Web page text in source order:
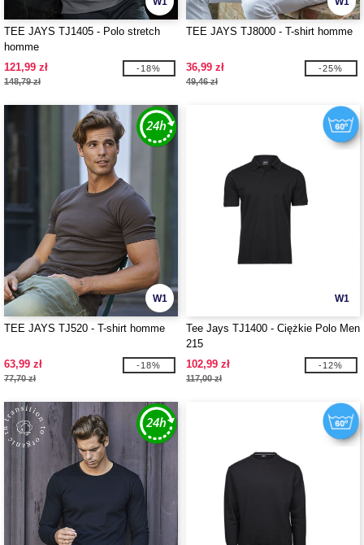
TEE JAYS TJ1405 - Polo stretch
homme
121,99 zł
148,79 zł
-18%
TEE JAYS TJ8000 - T-shirt homme
36,99 zł
49,46 zł
-25%
W1
TEE JAYS TJ520 - T-shirt homme
63,99 zł
77,70 zł
-18%
W1
Tee Jays TJ1400 - Ciężkie Polo Men
215
102,99 zł
117,00 zł
-12%